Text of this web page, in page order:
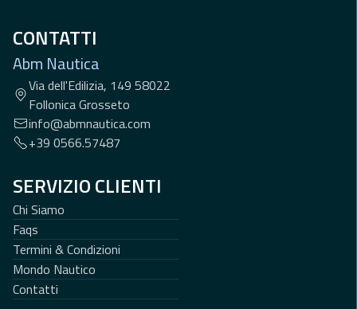
CONTATTI
Abm Nautica
Via dell'Edilizia, 149 58022
Follonica Grosseto
info@abmnautica.com
+39 0566.57487
SERVIZIO CLIENTI
Chi Siamo
Faqs
Termini & Condizioni
Mondo Nautico
Contatti